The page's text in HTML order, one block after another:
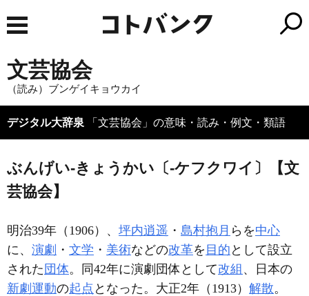
文芸協会
（読み）ブンゲイキョウカイ
デジタル大辞泉 「文芸協会」の意味・読み・例文・類語
ぶんげい‐きょうかい〔‐ケフクワイ〕【文
芸協会】
明治39年（1906）、 坪内逍遥 ・ 島村抱月 らを中心
に、 演劇 ・ 文学 ・ 美術などの改革を 目的 として設立
された 団体。同42年に演劇団体として改組 、日本の
新劇運動の起点 となった。大正2年（1913） 解散。